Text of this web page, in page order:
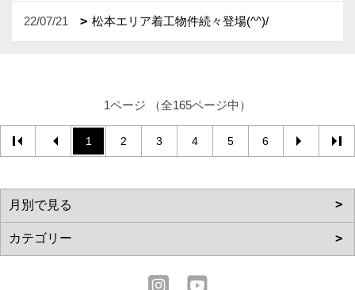
22/07/21 松本エリア着工物件続々登場(^^)/
1ページ （全165ページ中）
1 2 3 4 5 6